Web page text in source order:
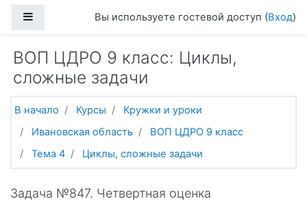
Боковая панельВы используете гостевой доступ (Вход)
ВОП ЦДРО 9 класс: Циклы,
сложные задачи
В начало Курсы
Кружки и уроки
Ивановская область
ВОП ЦДРО 9 класс
Тема 4
Циклы, сложные задачи
Задача №847. Четвертная оценка